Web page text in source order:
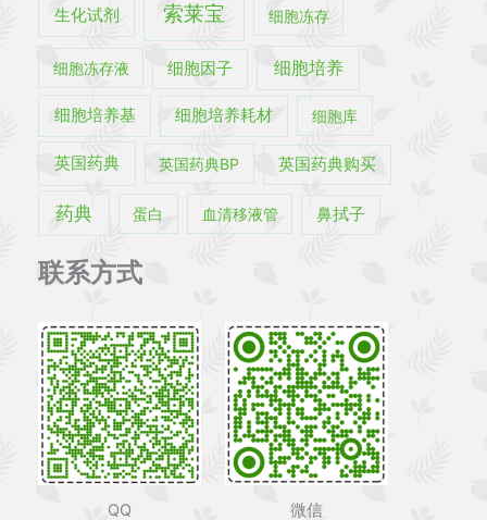
生化试剂 索莱宝 细胞冻存
细胞冻存液 细胞因子 细胞培养
细胞培养基 细胞培养耗材 细胞库
英国药典 英国药典BP 英国药典购买
药典 蛋白 血清移液管 鼻拭子
联系方式
QQ 微信